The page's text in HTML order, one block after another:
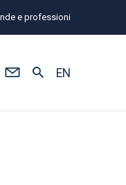
e professioni
EN